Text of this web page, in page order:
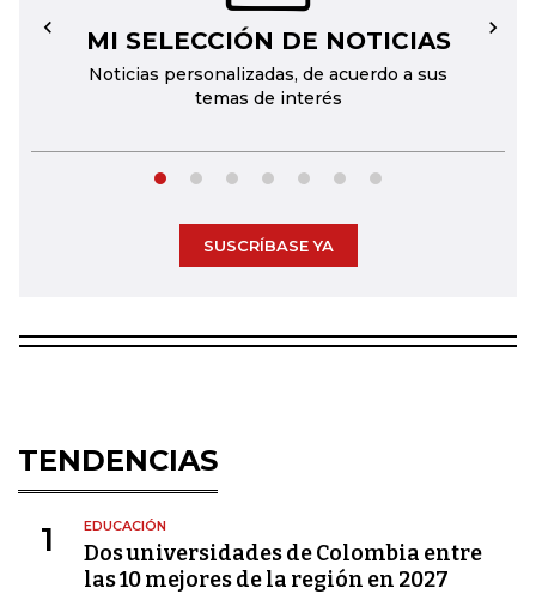
MI SELECCIÓN DE NOTICIAS
Noticias personalizadas, de acuerdo a sus
temas de interés
← →
SUSCRÍBASE YA
TENDENCIAS
1 EDUCACIÓN
Dos universidades de Colombia entre
las 10 mejores de la región en 2027